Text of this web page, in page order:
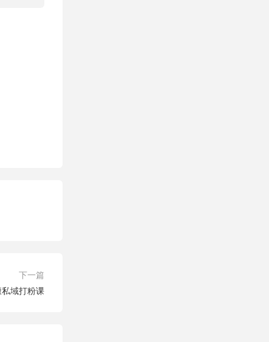
下一篇
域打粉课